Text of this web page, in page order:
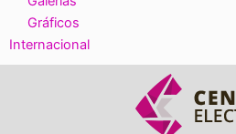
Gráficos
Internacional